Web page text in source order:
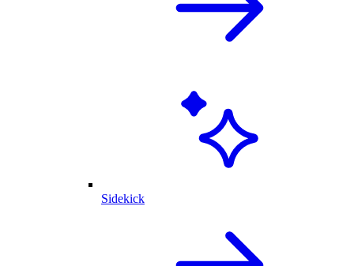
Sidekick